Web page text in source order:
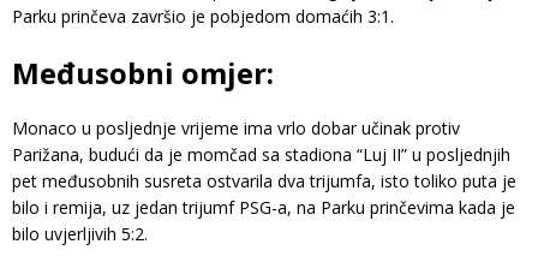
Parku prinčeva završio je pobjedom domaćih 3:1.
Međusobni omjer:
Monaco u posljednje vrijeme ima vrlo dobar učinak protiv
Parižana, budući da je momčad sa stadiona “Luj II” u posljednjih
pet međusobnih susreta ostvarila dva trijumfa, isto toliko puta je
bilo i remija, uz jedan trijumf PSG-a, na Parku prinčevima kada je
bilo uvjerljivih 5:2.